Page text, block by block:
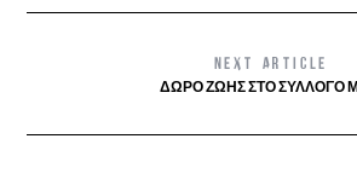
NEXT ARTICLE
ΔΏΡΟ ΖΩΉΣ ΣΤΟ ΣΎΛΛΟΓΟ